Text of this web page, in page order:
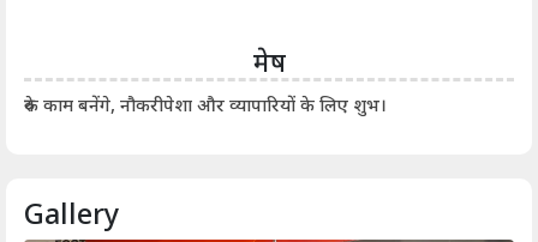
मेष
रुके काम बनेंगे, नौकरीपेशा और व्यापारियों के लिए शुभ।
Gallery